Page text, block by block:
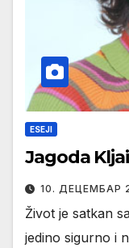
ESEJI
10. ДЕЦЕМБАР
Život je satkan
jedino sigurno i